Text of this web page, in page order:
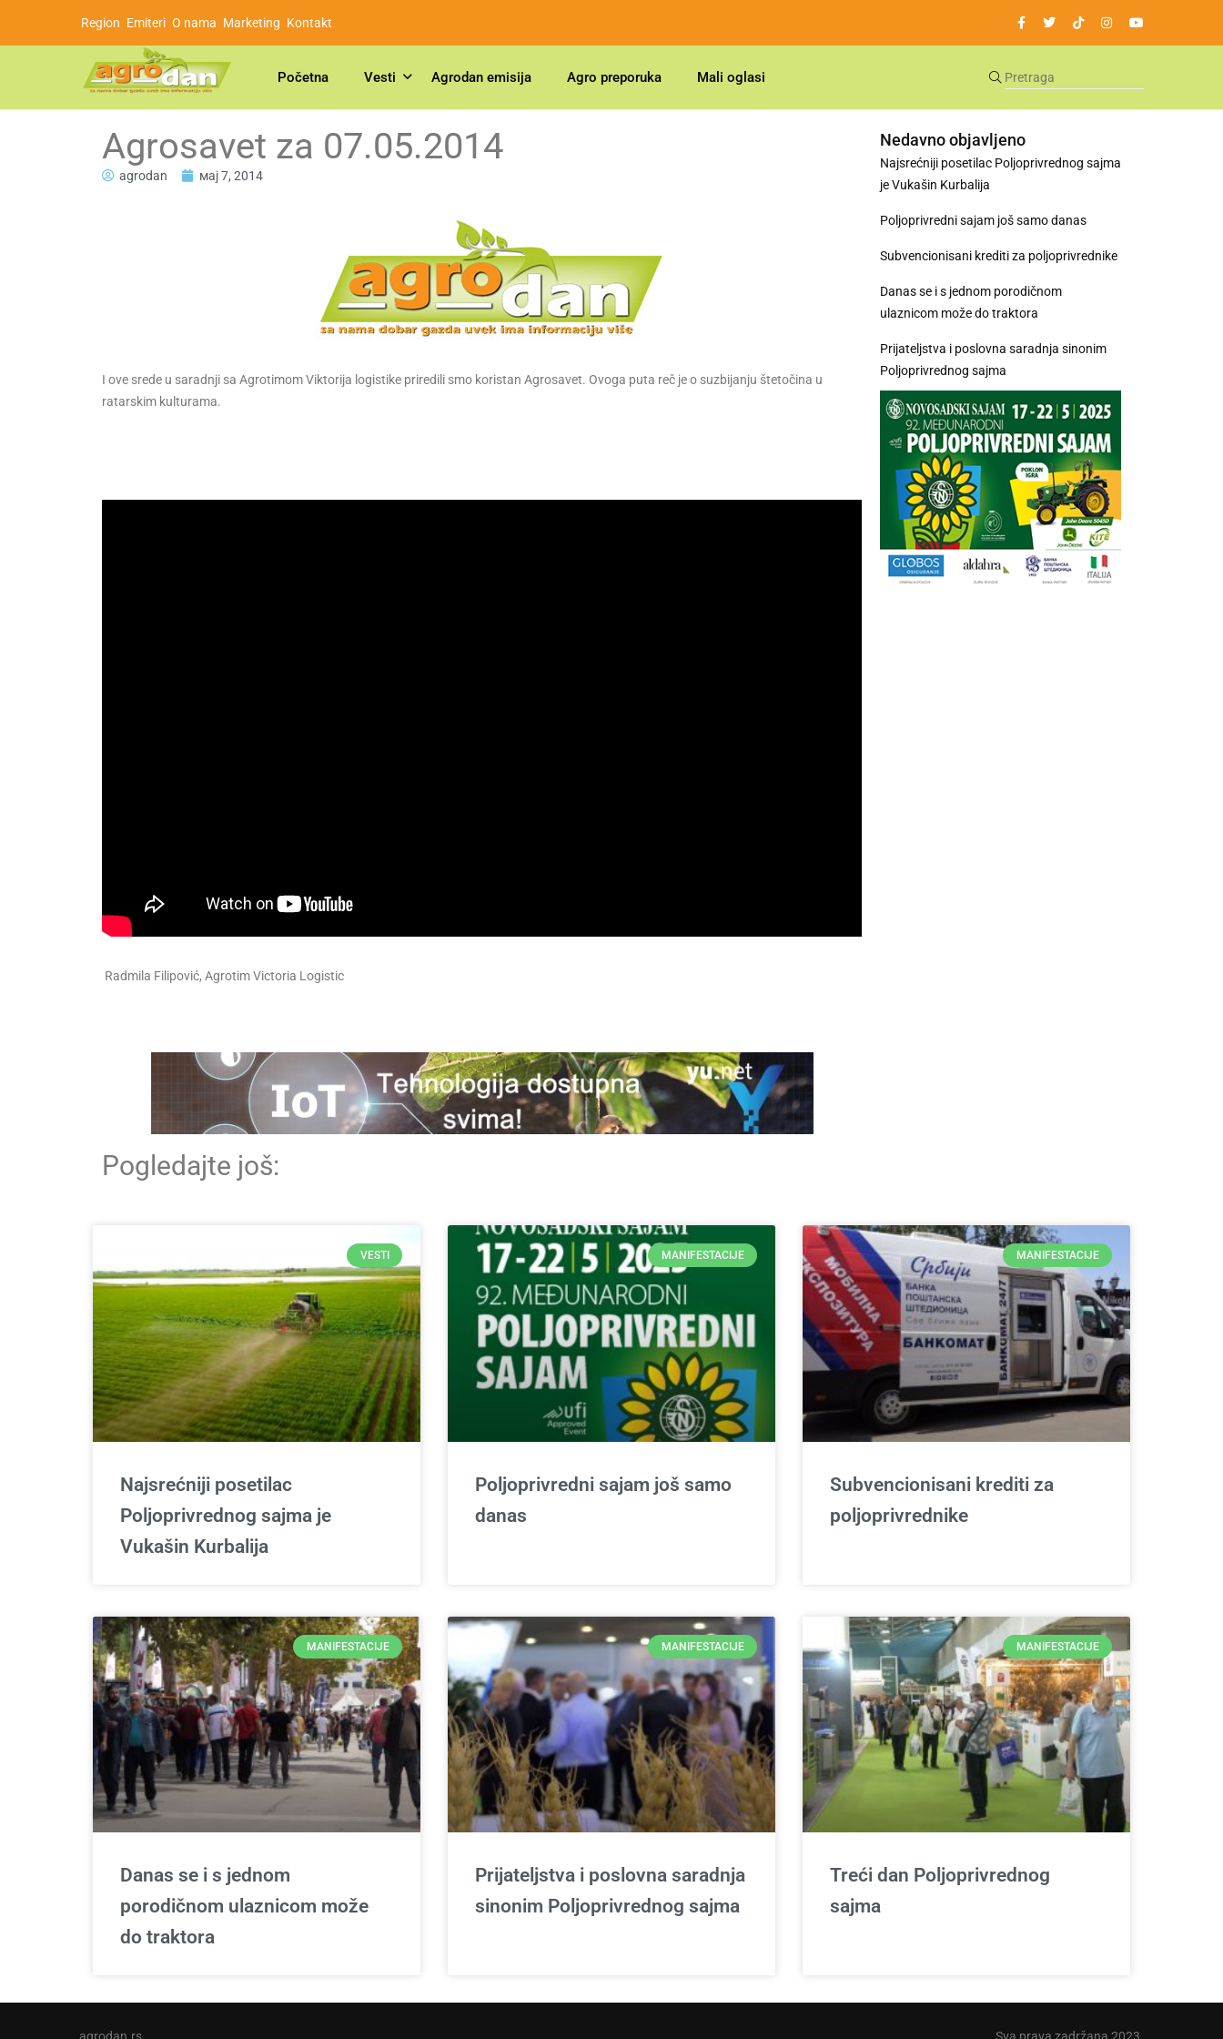
Region Emiteri O nama Marketing Kontakt
Početna Vesti Agrodan emisija Agro preporuka Mali oglasi
Agrosavet za 07.05.2014
agrodan мај 7, 2014
I ove srede u saradnji sa Agrotimom Viktorija logistike priredili smo koristan Agrosavet. Ovoga puta reč je o suzbijanju štetočina u
ratarskim kulturama.
Radmila Filipović, Agrotim Victoria Logistic
Pogledajte još:
Nedavno objavljeno
Najsrećniji posetilac Poljoprivrednog sajma
je Vukašin Kurbalija
Poljoprivredni sajam još samo danas
Subvencionisani krediti za poljoprivrednike
Danas se i s jednom porodičnom
ulaznicom može do traktora
Prijateljstva i poslovna saradnja sinonim
Poljoprivrednog sajma
VESTI
Najsrećniji posetilac
Poljoprivrednog sajma je
Vukašin Kurbalija
MANIFESTACIJE
Poljoprivredni sajam još samo
danas
MANIFESTACIJE
Subvencionisani krediti za
poljoprivrednike
MANIFESTACIJE
Danas se i s jednom
porodičnom ulaznicom može
do traktora
MANIFESTACIJE
Prijateljstva i poslovna saradnja
sinonim Poljoprivrednog sajma
MANIFESTACIJE
Treći dan Poljoprivrednog
sajma